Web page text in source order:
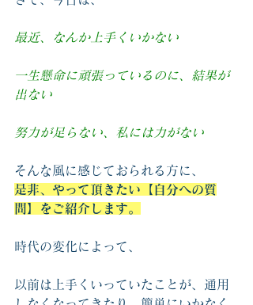
最近、なんか上手くいかない
一生懸命に頑張っているのに、結果が
出ない
努力が足らない、私には力がない
そんな風に感じておられる方に、
是非、やって頂きたい【自分への質
問】をご紹介します。
時代の変化によって、
以前は上手くいっていたことが、通用